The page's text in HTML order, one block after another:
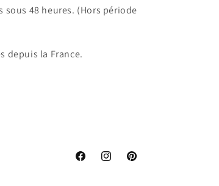
48 heures. (Hors période
depuis la France.
FacebookInstagramPinterest